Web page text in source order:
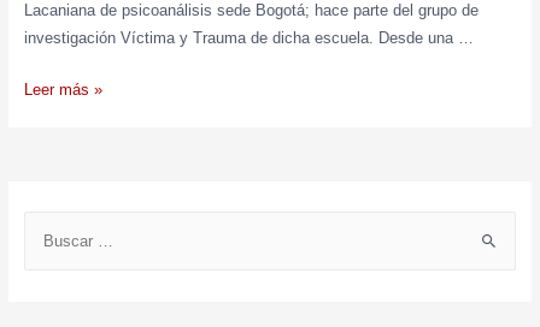
Lacaniana de psicoanálisis sede Bogotá; hace parte del grupo de
investigación Víctima y Trauma de dicha escuela. Desde una …
Leer más »